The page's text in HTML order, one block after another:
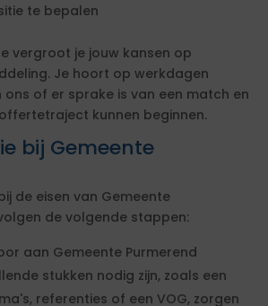
te bepalen
vergroot je jouw kansen op
Je hoort op werkdagen
ons of er sprake is van een match en
kunnen beginnen.
bij Gemeente
de eisen van Gemeente
de volgende stappen:
aan Gemeente Purmerend
stukken nodig zijn, zoals een
referenties of een VOG, zorgen